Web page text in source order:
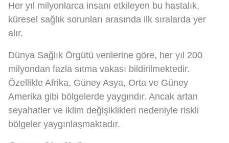
Her yıl milyonlarca insanı etkileyen bu hastalık,
küresel sağlık sorunları arasında ilk sıralarda yer
alır.
Dünya Sağlık Örgütü verilerine göre, her yıl 200
milyondan fazla sıtma vakası bildirilmektedir.
Özellikle Afrika, Güney Asya, Orta ve Güney
Amerika gibi bölgelerde yaygındır. Ancak artan
seyahatler ve iklim değişiklikleri nedeniyle riskli
bölgeler yaygınlaşmaktadır.